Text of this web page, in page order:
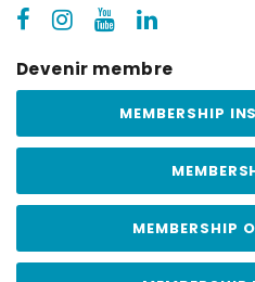
Devenir membre
MEMBERSHIP
MEMBERSHIP